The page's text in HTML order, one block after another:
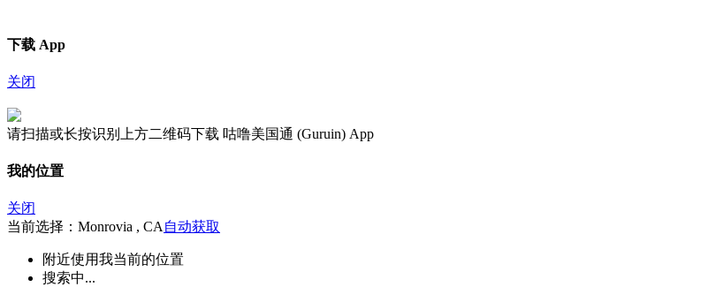
下载 App
关闭
请扫描或长按识别上方二维码下载 咕噜美国通 (Guruin) App
我的位置
关闭
当前选择：Monrovia , CA 自动获取
附近使用我当前的位置
搜索中...